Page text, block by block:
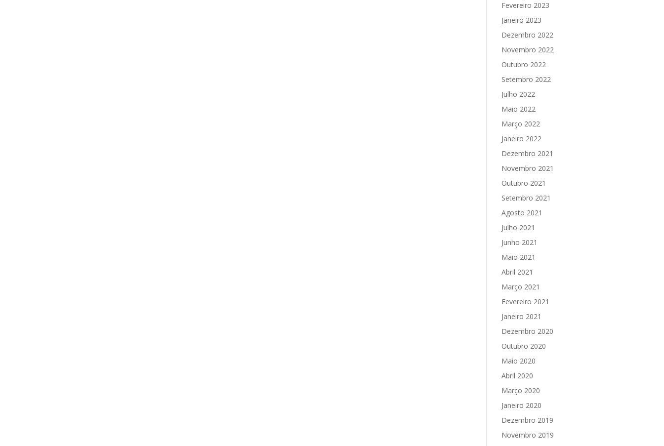
Fevereiro 2023
Janeiro 2023
Dezembro 2022
Novembro 2022
Outubro 2022
Setembro 2022
Julho 2022
Maio 2022
Março 2022
Janeiro 2022
Dezembro 2021
Novembro 2021
Outubro 2021
Setembro 2021
Agosto 2021
Julho 2021
Junho 2021
Maio 2021
Abril 2021
Março 2021
Fevereiro 2021
Janeiro 2021
Dezembro 2020
Outubro 2020
Maio 2020
Abril 2020
Março 2020
Janeiro 2020
Dezembro 2019
Novembro 2019